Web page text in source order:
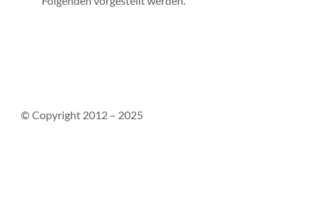
© Copyright 2012 – 2025